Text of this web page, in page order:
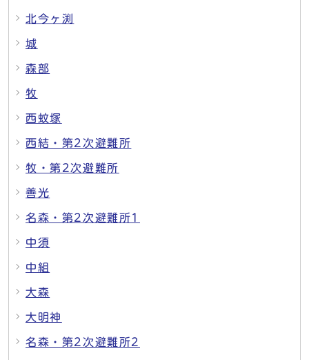
北今ヶ渕
城
森部
牧
西蚊塚
西結・第2次避難所
牧・第2次避難所
善光
名森・第2次避難所1
中須
中組
大森
大明神
名森・第2次避難所2